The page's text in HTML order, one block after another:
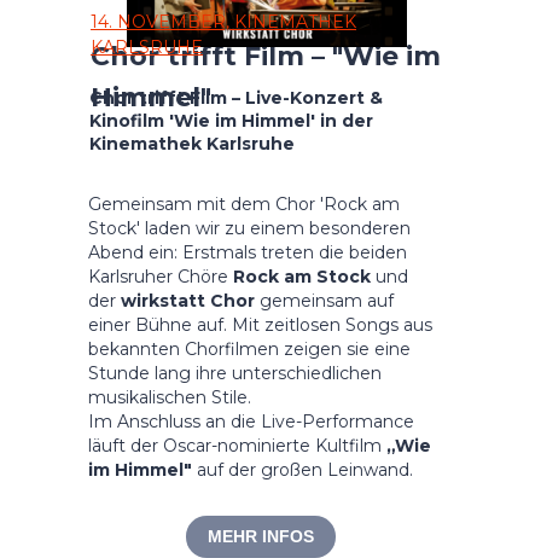
Chor trifft Film – "Wie im
Himmel"
Gemeinsam mit dem Chor 'Rock am
Stock' laden wir zu einem besonderen
Abend ein: Erstmals treten die beiden
Karlsruher Chöre Rock am Stock und
der wirkstatt Chor gemeinsam auf
einer Bühne auf. Mit zeitlosen Songs aus
bekannten Chorfilmen zeigen sie eine
Stunde lang ihre unterschiedlichen
musikalischen Stile.
Im Anschluss an die Live-Performance
läuft der Oscar-nominierte Kultfilm „Wie
im Himmel" auf der großen Leinwand.
Chor trifft Film – Live-Konzert &
Kinofilm 'Wie im Himmel' in der
Kinemathek Karlsruhe
14. NOVEMBER, KINEMATHEK
KARLSRUHE
MEHR INFOS